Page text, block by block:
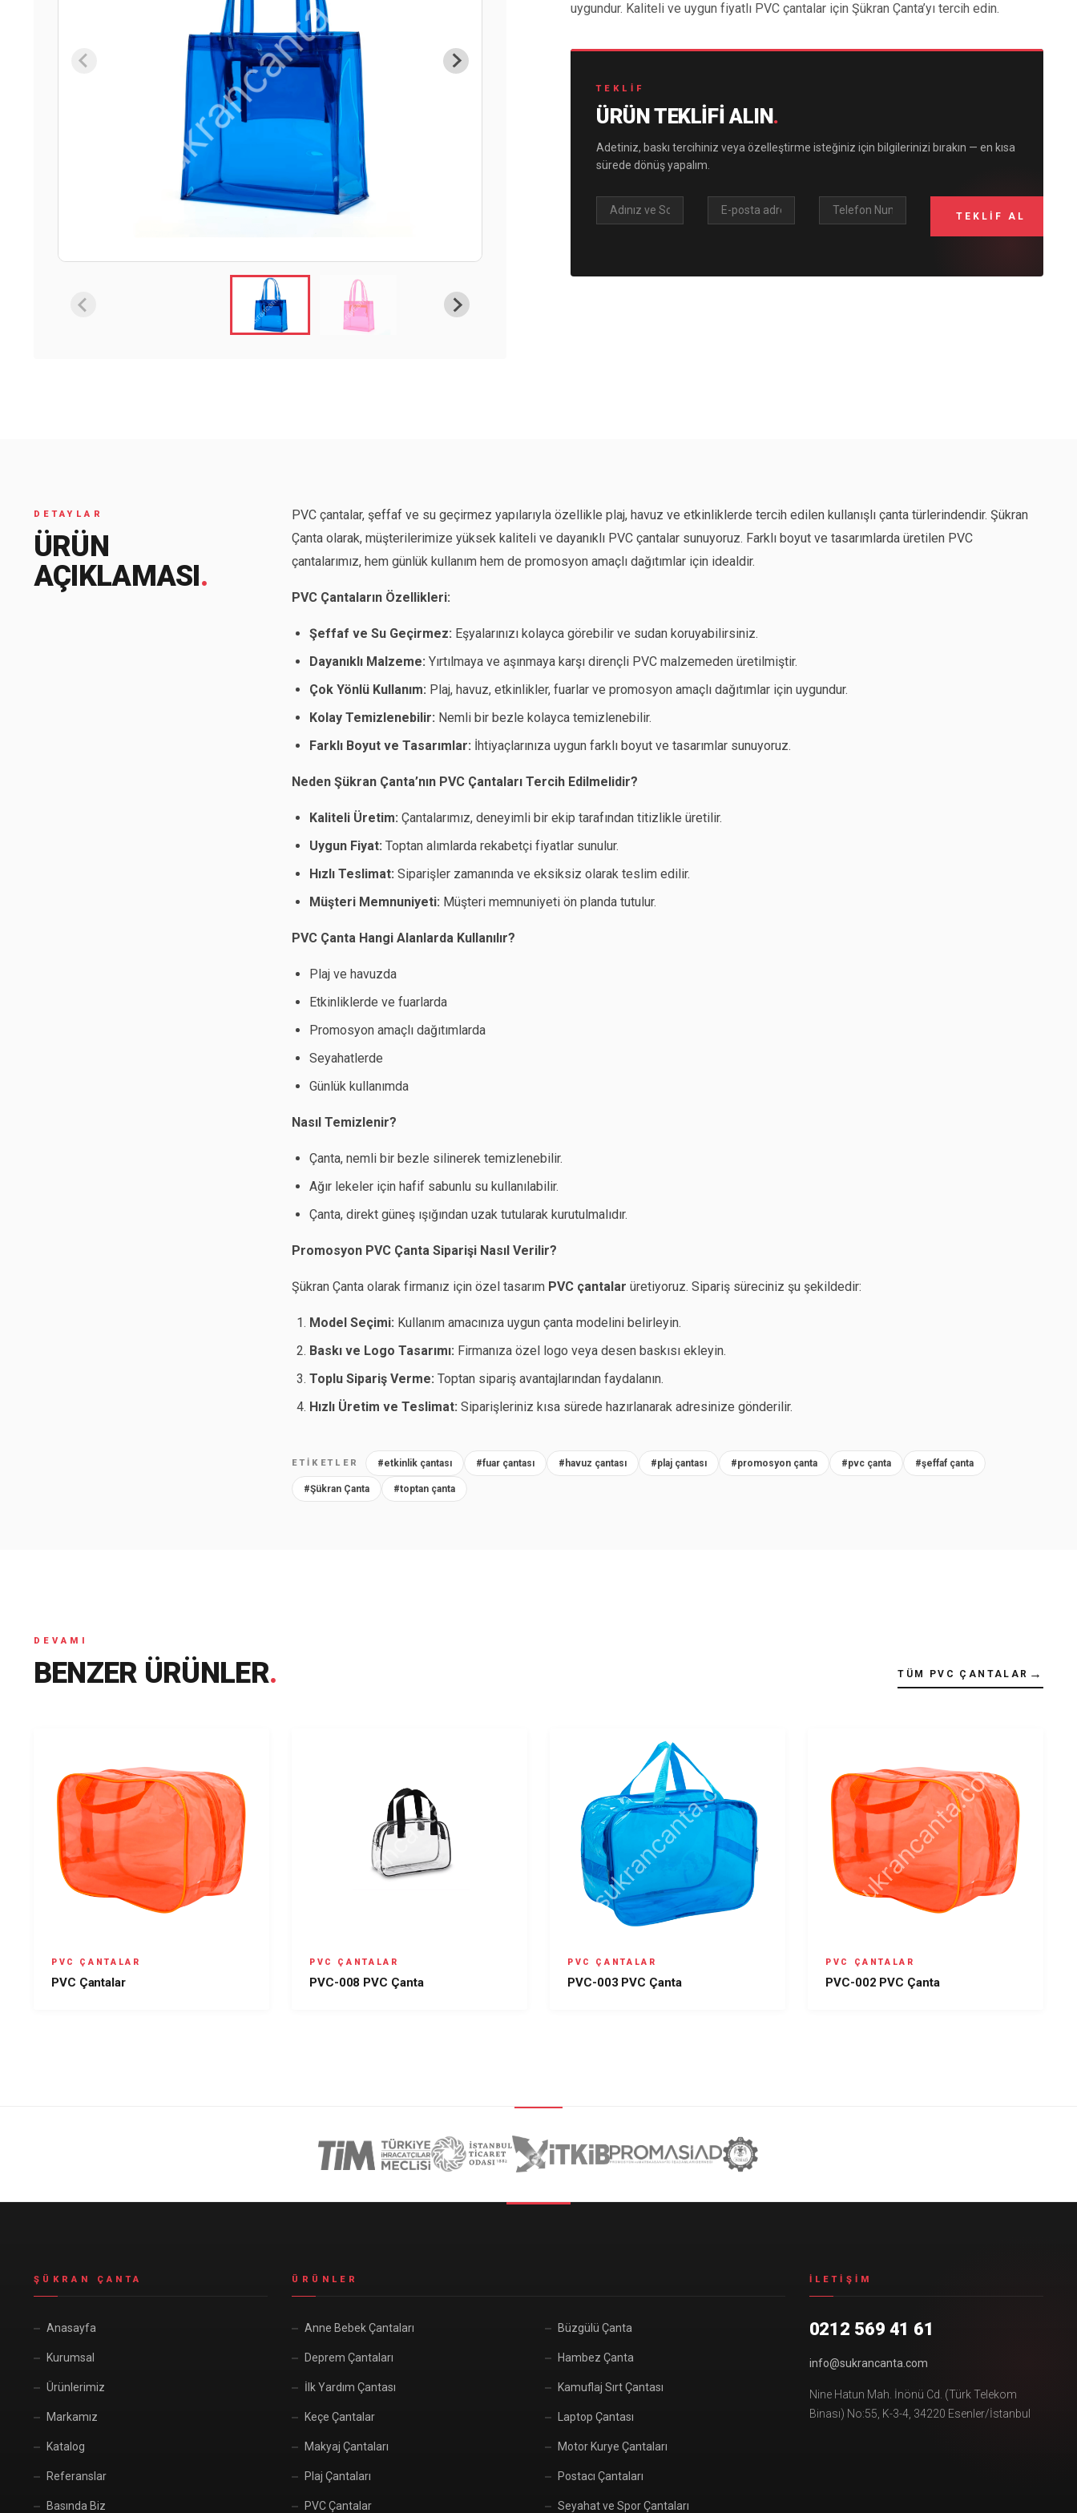
Promosyon Laptop Çantaları
Promosyon Sırt Çantaları
uygundur. Kaliteli ve uygun fiyatlı PVC çantalar için Şükran Çanta’yı tercih edin.
TEKLIF
ÜRÜN TEKLIFI ALIN.
Adetiniz, baskı tercihiniz veya özelleştirme isteğiniz için bilgilerinizi bırakın — en kısa
sürede dönüş yapalım.
DETAYLAR
ÜRÜN
AÇIKLAMASI.
PVC çantalar, şeffaf ve su geçirmez yapılarıyla özellikle plaj, havuz ve etkinliklerde tercih edilen kullanışlı çanta türlerindendir. Şükran
Çanta olarak, müşterilerimize yüksek kaliteli ve dayanıklı PVC çantalar sunuyoruz. Farklı boyut ve tasarımlarda üretilen PVC
çantalarımız, hem günlük kullanım hem de promosyon amaçlı dağıtımlar için idealdir.
PVC Çantaların Özellikleri:
Şeffaf ve Su Geçirmez: Eşyalarınızı kolayca görebilir ve sudan koruyabilirsiniz.
Dayanıklı Malzeme: Yırtılmaya ve aşınmaya karşı dirençli PVC malzemeden üretilmiştir.
Çok Yönlü Kullanım: Plaj, havuz, etkinlikler, fuarlar ve promosyon amaçlı dağıtımlar için uygundur.
Kolay Temizlenebilir: Nemli bir bezle kolayca temizlenebilir.
Farklı Boyut ve Tasarımlar: İhtiyaçlarınıza uygun farklı boyut ve tasarımlar sunuyoruz.
Neden Şükran Çanta’nın PVC Çantaları Tercih Edilmelidir?
Kaliteli Üretim: Çantalarımız, deneyimli bir ekip tarafından titizlikle üretilir.
Uygun Fiyat: Toptan alımlarda rekabetçi fiyatlar sunulur.
Hızlı Teslimat: Siparişler zamanında ve eksiksiz olarak teslim edilir.
Müşteri Memnuniyeti: Müşteri memnuniyeti ön planda tutulur.
PVC Çanta Hangi Alanlarda Kullanılır?
Plaj ve havuzda
Etkinliklerde ve fuarlarda
Promosyon amaçlı dağıtımlarda
Seyahatlerde
Günlük kullanımda
Nasıl Temizlenir?
Çanta, nemli bir bezle silinerek temizlenebilir.
Ağır lekeler için hafif sabunlu su kullanılabilir.
Çanta, direkt güneş ışığından uzak tutularak kurutulmalıdır.
Promosyon PVC Çanta Siparişi Nasıl Verilir?
Şükran Çanta olarak firmanız için özel tasarım PVC çantalar üretiyoruz. Sipariş süreciniz şu şekildedir:
Model Seçimi: Kullanım amacınıza uygun çanta modelini belirleyin.
Baskı ve Logo Tasarımı: Firmanıza özel logo veya desen baskısı ekleyin.
Toplu Sipariş Verme: Toptan sipariş avantajlarından faydalanın.
Hızlı Üretim ve Teslimat: Siparişleriniz kısa sürede hazırlanarak adresinize gönderilir.
ETIKETLER #etkinlik çantası #fuar çantası #havuz çantası #plaj çantası #promosyon çanta #pvc çanta #şeffaf çanta
#Şükran Çanta #toptan çanta
DEVAMI
BENZER ÜRÜNLER. TÜM PVC ÇANTALAR →
PVC ÇANTALAR
PVC Çantalar
PVC ÇANTALAR
PVC-008 PVC Çanta
PVC ÇANTALAR
PVC-003 PVC Çanta
PVC ÇANTALAR
PVC-002 PVC Çanta
ŞÜKRAN ÇANTA
Anasayfa
Kurumsal
Ürünlerimiz
Markamız
Katalog
Referanslar
Basında Biz
ÜRÜNLER
Anne Bebek Çantaları Büzgülü Çanta
Deprem Çantaları Hambez Çanta
İlk Yardım Çantası Kamuflaj Sırt Çantası
Keçe Çantalar Laptop Çantası
Makyaj Çantaları Motor Kurye Çantaları
Plaj Çantaları Postacı Çantaları
PVC Çantalar Seyahat ve Spor Çantaları
İLETIŞIM
0212 569 41 61
info@sukrancanta.com
Nine Hatun Mah. İnönü Cd. (Türk Telekom
Binası) No:55, K-3-4, 34220 Esenler/İstanbul